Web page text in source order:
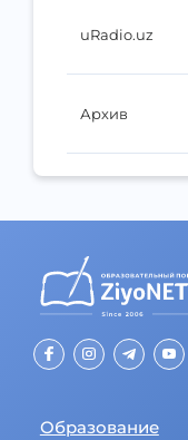
uRadio.uz
Архив
Образование